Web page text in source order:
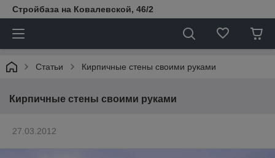
Стройбаза на Ковалевской, 46/2
Статьи Кирпичные стены своими руками
Кирпичные стены своими руками
27.03.2012